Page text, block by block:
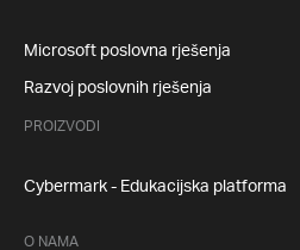
Microsoft poslovna rješenja
Razvoj poslovnih rješenja
PROIZVODI
Cybermark - Edukacijska platforma
O NAMA